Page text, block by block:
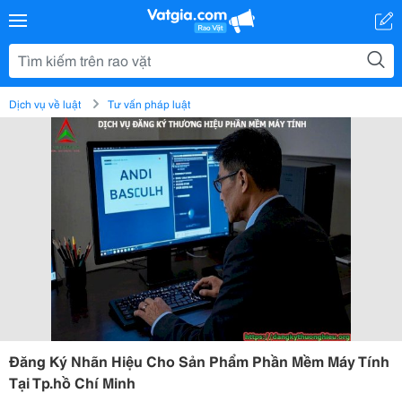
Dịch vụ về luật Tư vấn pháp luật
Đăng Ký Nhãn Hiệu Cho Sản Phẩm Phần Mềm Máy Tính
Tại Tp.hồ Chí Minh